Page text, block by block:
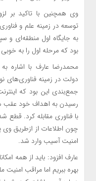
وی همچنین با تاکید بر
توسعه در زمینه علم و
به جایگاه اول منطقه‌ای و
بود که مرحله اول را به
محمدرضا عارف با اشاره به
دولت در زمینه فناوری‌های
جمع‌بندی این بود که
رسیدن به اهداف خود عقب
با فناوری مقابله کرد. قطع
چون اطلاعات از ازطریق
امنیت آسیب وارد شد.
عارف افزود: باید از همه
بهره ببریم اما مراقب